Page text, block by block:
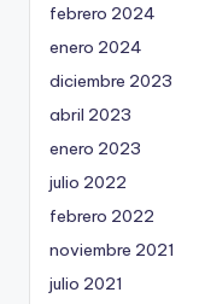
febrero 2024
enero 2024
diciembre 2023
abril 2023
enero 2023
julio 2022
febrero 2022
noviembre 2021
julio 2021